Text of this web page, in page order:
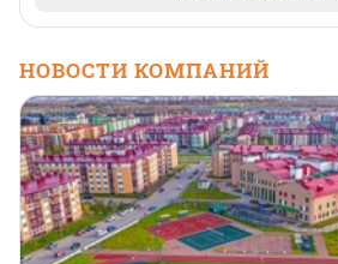
НОВОСТИ КОМПАНИЙ